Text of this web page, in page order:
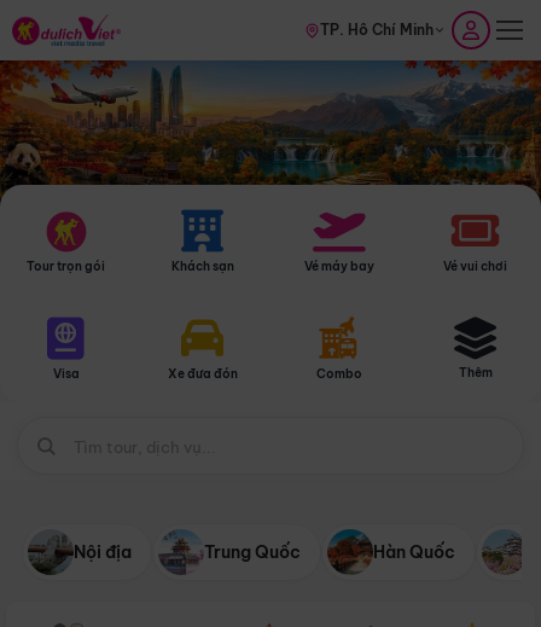
TP. Hồ Chí Minh
Tour trọn gói Khách sạn Vé máy bay Vé vui chơi
Visa Xe đưa đón Combo Thêm
Nội địa Trung Quốc Hàn Quốc